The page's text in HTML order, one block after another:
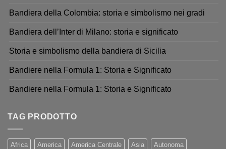
Bandiera della Colombia: storia e simbolismo nei gradi
Bandiera dell’Inter di Milano: storia e significato
Storia e simbolismo della bandiera di Sicilia
Bandiere nella Formula 1: Storia e Significato
Bandiere nella Formula 1: Storia e Significato
TAG PRODOTTO
Africa America America Centrale Asia Autonoma